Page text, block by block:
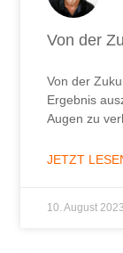
Von der
Von der
Ergebnis
Augen zu
JETZT
10. August 2023